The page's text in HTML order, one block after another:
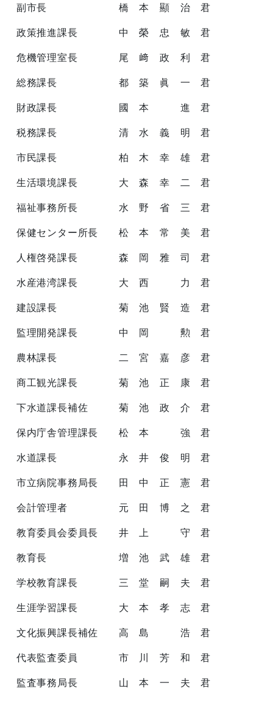
副市長 橋 本 顯 治 君
政策推進課長 中 榮 忠 敏 君
危機管理室長 尾 﨑 政 利 君
総務課長 都 築 眞 一 君
財政課長 國 本 進 君
税務課長 清 水 義 明 君
市民課長 柏 木 幸 雄 君
生活環境課長 大 森 幸 二 君
福祉事務所長 水 野 省 三 君
保健センター所長 松 本 常 美 君
人権啓発課長 森 岡 雅 司 君
水産港湾課長 大 西 力 君
建設課長 菊 池 賢 造 君
監理開発課長 中 岡 勲 君
農林課長 二 宮 嘉 彦 君
商工観光課長 菊 池 正 康 君
下水道課長補佐 菊 池 政 介 君
保内庁舎管理課長 松 本 強 君
水道課長 永 井 俊 明 君
市立病院事務局長 田 中 正 憲 君
会計管理者 元 田 博 之 君
教育委員会委員長 井 上 守 君
教育長 増 池 武 雄 君
学校教育課長 三 堂 嗣 夫 君
生涯学習課長 大 本 孝 志 君
文化振興課長補佐 高 島 浩 君
代表監査委員 市 川 芳 和 君
監査事務局長 山 本 一 夫 君